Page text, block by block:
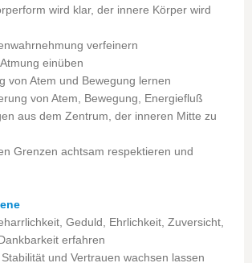
wird klar, der innere Körper wird
verfeinern
einüben
von Atem und Bewegung lernen
von Atem, Bewegung, Energiefluß
aus dem Zentrum, der inneren Mitte zu
Grenzen achtsam respektieren und
Geduld, Ehrlichkeit, Zuversicht,
erfahren
und Vertrauen wachsen lassen